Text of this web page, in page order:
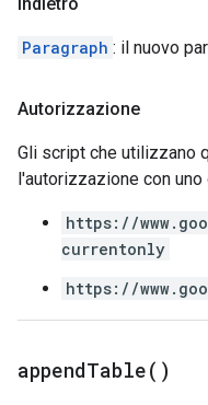
Paragraph : il nuovo
Autorizzazione
Gli script che utilizzano
l'autorizzazione con
https://
currentonly
https://
appendTable( )